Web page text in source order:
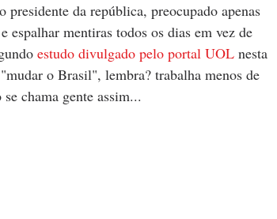
da república, preocupado apenas
espalhar mentiras todos os dias em vez de
estudo divulgado pelo portal UOL nesta
o Brasil", lembra? trabalha menos de
chama gente assim...